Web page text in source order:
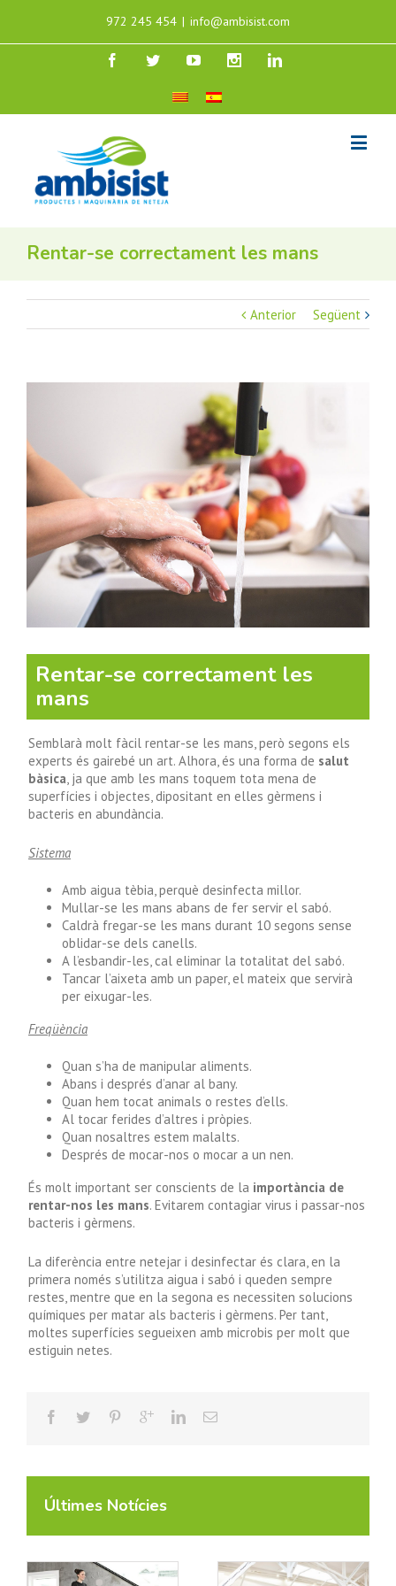
972 245 454 | info@ambisist.com
Rentar-se correctament les mans
Anterior Següent
Rentar-se correctament les
mans
Semblarà molt fàcil rentar-se les mans, però segons els
experts és gairebé un art. Alhora, és una forma de salut
bàsica , ja que amb les mans toquem tota mena de
superfícies i objectes, dipositant en elles gèrmens i
bacteris en abundància.
Sistema
Amb aigua tèbia, perquè desinfecta millor.
Mullar-se les mans abans de fer servir el sabó.
Caldrà fregar-se les mans durant 10 segons sense
oblidar-se dels canells.
A l’esbandir-les, cal eliminar la totalitat del sabó.
Tancar l’aixeta amb un paper, el mateix que servirà
per eixugar-les.
Freqüència
Quan s’ha de manipular aliments.
Abans i després d’anar al bany.
Quan hem tocat animals o restes d’ells.
Al tocar ferides d’altres i pròpies.
Quan nosaltres estem malalts.
Després de mocar-nos o mocar a un nen.
És molt important ser conscients de la importància de
rentar-nos les mans. Evitarem contagiar virus i passar-nos
bacteris i gèrmens.
La diferència entre netejar i desinfectar és clara, en la
primera només s’utilitza aigua i sabó i queden sempre
restes, mentre que en la segona es necessiten solucions
químiques per matar als bacteris i gèrmens. Per tant,
moltes superfícies segueixen amb microbis per molt que
estiguin netes.
Últimes Notícies